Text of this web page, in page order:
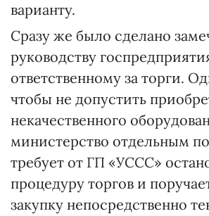
варианту.
Сразу же было сделано
руководству
ответственному за торги.
чтобы не допустить
некачественного
министерство отдельным
требует от ГП «УССС»
процедуру торгов и
закупку непосредственно